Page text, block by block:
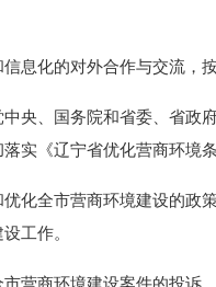
化的对外合作与交流，
、国务院和省委、省政府
实《辽宁省优化营商环境
全市营商环境建设的政策
工作。